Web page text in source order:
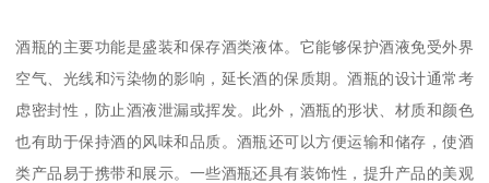
酒瓶的主要功能是盛装和保存酒类液体。它能够保护酒液免受外界
空气、光线和污染物的影响，延长酒的保质期。酒瓶的设计通常考
虑密封性，防止酒液泄漏或挥发。此外，酒瓶的形状、材质和颜色
也有助于保持酒的风味和品质。酒瓶还可以方便运输和储存，使酒
类产品易于携带和展示。一些酒瓶还具有装饰性，提升产品的美观